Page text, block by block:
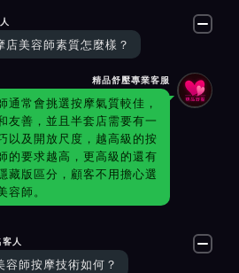
店美容師素質怎麼樣？
精品舒壓專業客服
通常會挑選按摩氣質較佳，
友善，並且半套店需要有一
以及開放尺度，越高級的按
的要求越高，更高級的還有
藏版區分，顧客不用擔心選
容師。
人
容師按摩技術如何？